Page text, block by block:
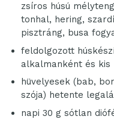
zsíros húsú
tonhal, hering,
pisztráng, busa
feldolgozott
alkalmanként és kis
hüvelyesek (bab,
szója) hetente
napi 30 g sótlan